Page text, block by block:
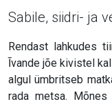
Sabile, siidri- ja
Rendast lahkudes
Īvande jõe kivistel
algul ümbritseb
rada metsa. Mõnes